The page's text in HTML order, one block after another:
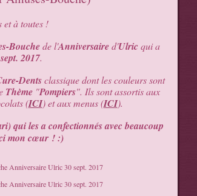
et à toutes !
Bouchede l'Anniversaired'Ulricqui a
2017.
Dentsclassique dont les couleurs sont
Thème "Pompiers". Ils sont assortis aux
(ICI) et aux menus (ICI).
qui les a confectionnés avec beaucoup
mon cœur ! :)